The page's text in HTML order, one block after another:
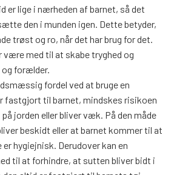
er lige i nærheden af barnet, så det
den i munden igen. Dette betyder,
trøst og ro, når det har brug for det.
være med til at skabe tryghed og
og forælder.
fordel ved at bruge en
fastgjort til barnet, mindskes risikoen
jorden eller bliver væk. På den måde
beskidt eller at barnet kommer til at
hygiejnisk. Derudover kan en
til at forhindre, at sutten bliver bidt i